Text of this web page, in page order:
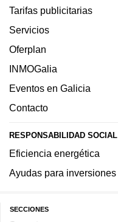
Tarifas publicitarias
Servicios
Oferplan
INMOGalia
Eventos en Galicia
Contacto
RESPONSABILIDAD SOCIAL
Eficiencia energética
Ayudas para inversiones
SECCIONES